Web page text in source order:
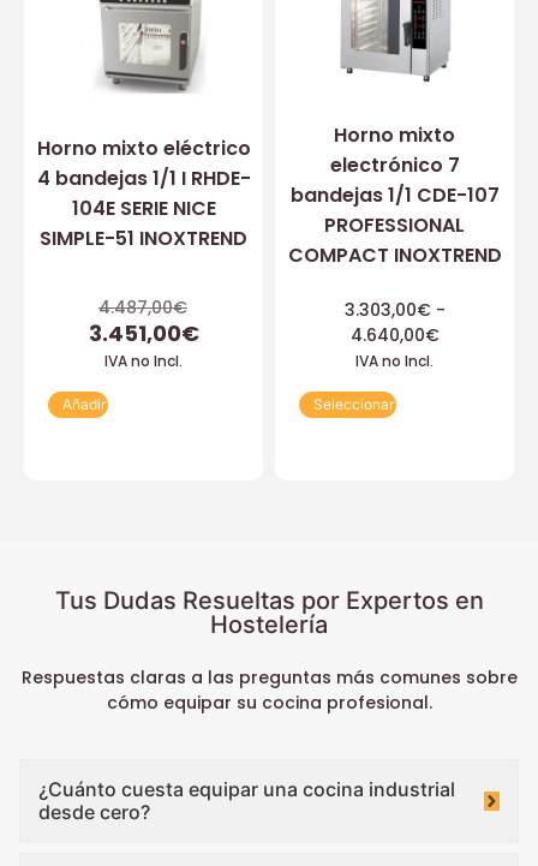
Horno mixto eléctrico
4 bandejas 1/1 I RHDE-
104E SERIE NICE
SIMPLE-51 INOXTREND
4.487,00€
3.451,00€
IVA no Incl.
Añadir
Horno mixto
electrónico 7
bandejas 1/1 CDE-107
PROFESSIONAL
COMPACT INOXTREND
3.303,00€ -
4.640,00€
IVA no Incl.
Seleccionar
Tus Dudas Resueltas por Expertos en
Hostelería
Respuestas claras a las preguntas más comunes sobre
cómo equipar su cocina profesional.
¿Cuánto cuesta equipar una cocina industrial
desde cero?